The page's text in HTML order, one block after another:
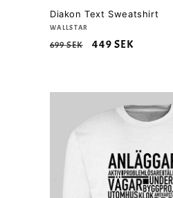
Diakon Text Sweatshirt
Säljare:
WALLSTAR
Ordinarie
699 SEK Försäljningspris
449 SEK